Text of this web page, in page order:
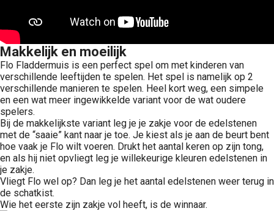
Makkelijk en moeilijk
Flo Fladdermuis is een perfect spel om met kinderen van
verschillende leeftijden te spelen. Het spel is namelijk op 2
verschillende manieren te spelen. Heel kort weg, een simpele
en een wat meer ingewikkelde variant voor de wat oudere
spelers.
Bij de makkelijkste variant leg je je zakje voor de edelstenen
met de “saaie” kant naar je toe. Je kiest als je aan de beurt bent
hoe vaak je Flo wilt voeren. Drukt het aantal keren op zijn tong,
en als hij niet opvliegt leg je willekeurige kleuren edelstenen in
je zakje.
Vliegt Flo wel op? Dan leg je het aantal edelstenen weer terug in
de schatkist.
Wie het eerste zijn zakje vol heeft, is de winnaar.